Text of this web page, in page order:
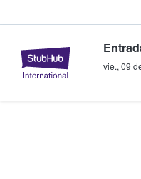
vie., 09